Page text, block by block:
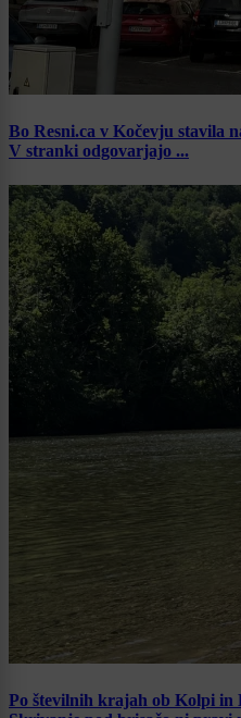
Bo Resni.ca v Kočevju stavila
V stranki odgovarjajo ...
Po številnih krajah ob Kolpi